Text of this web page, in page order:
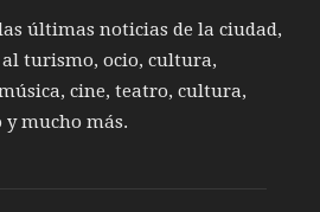
últimas noticias de la ciudad,
turismo, ocio, cultura,
cine, teatro, cultura,
mucho más.